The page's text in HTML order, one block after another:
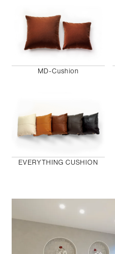
MD-Cushion
EVERYTHING CUSHION